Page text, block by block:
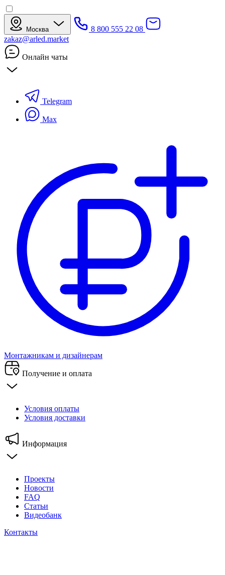
Москва
8 800 555 22 08
zakaz@arled.market
Онлайн чаты
Telegram
Max
Монтажникам и дизайнерам
Получение и оплата
Условия оплаты
Условия доставки
Информация
Проекты
Новости
FAQ
Статьи
Видеобанк
Контакты